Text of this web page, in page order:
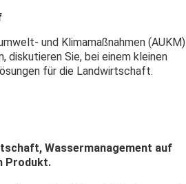
und Klimamaßnahmen (AUKM)
diskutieren Sie, bei einem kleinen
für die Landwirtschaft.
Wassermanagement auf
Produkt.